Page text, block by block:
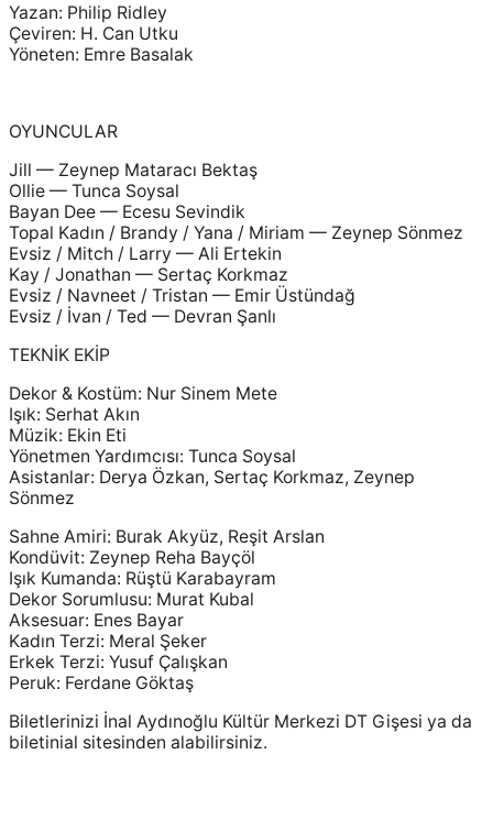
Yazan: Philip Ridley
Çeviren: H. Can Utku
Yöneten: Emre Basalak
OYUNCULAR
Jill — Zeynep Mataracı Bektaş
Ollie — Tunca Soysal
Bayan Dee — Ecesu Sevindik
Topal Kadın / Brandy / Yana / Miriam — Zeynep Sönmez
Evsiz / Mitch / Larry — Ali Ertekin
Kay / Jonathan — Sertaç Korkmaz
Evsiz / Navneet / Tristan — Emir Üstündağ
Evsiz / İvan / Ted — Devran Şanlı
TEKNİK EKİP
Dekor & Kostüm: Nur Sinem Mete
Işık: Serhat Akın
Müzik: Ekin Eti
Yönetmen Yardımcısı: Tunca Soysal
Asistanlar: Derya Özkan, Sertaç Korkmaz, Zeynep
Sönmez
Sahne Amiri: Burak Akyüz, Reşit Arslan
Kondüvit: Zeynep Reha Bayçöl
Işık Kumanda: Rüştü Karabayram
Dekor Sorumlusu: Murat Kubal
Aksesuar: Enes Bayar
Kadın Terzi: Meral Şeker
Erkek Terzi: Yusuf Çalışkan
Peruk: Ferdane Göktaş
Biletlerinizi İnal Aydınoğlu Kültür Merkezi DT Gişesi ya da
biletinial sitesinden alabilirsiniz.